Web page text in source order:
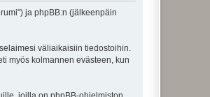
ja phpBB:n (jälkeenpäin
väliaikaisiin tiedostoihin.
myös kolmannen evästeen, kun